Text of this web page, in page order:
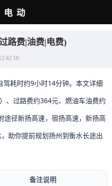
电动
路费|油费|电费)
耗时约9小时14分钟。本文详细
、过路费约364元、燃油车油费约
途径新扬高速，宿扬高速，新扬高
助你提前规划扬州到衡水长途出
备注说明